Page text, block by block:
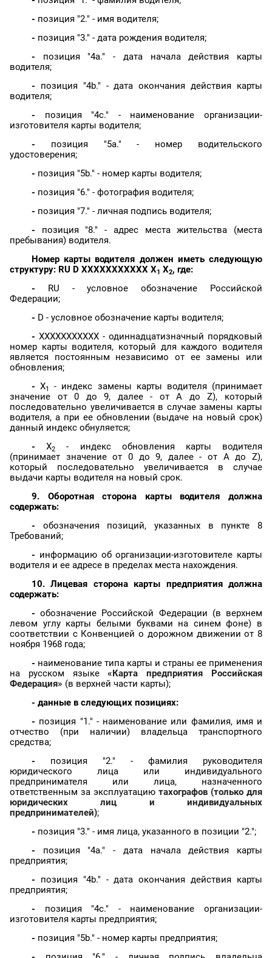
- позиция "2." - имя водителя;
- позиция "3." - дата рождения водителя;
- позиция "4a." - дата начала действия карты
водителя;
- позиция "4b." - дата окончания действия карты
водителя;
- позиция "4c." - наименование организации-
изготовителя карты водителя;
- позиция "5a." - номер водительского
удостоверения;
- позиция "5b." - номер карты водителя;
- позиция "6." - фотография водителя;
- позиция "7." - личная подпись водителя;
- позиция "8." - адрес места жительства (места
пребывания) водителя.
Номер карты водителя должен иметь следующую
структуру: RU D XXXXXXXXXXX X1 X2, где:
- RU - условное обозначение Российской
Федерации;
- D - условное обозначение карты водителя;
- XXXXXXXXXXX - одиннадцатизначный порядковый
номер карты водителя, который для каждого водителя
является постоянным независимо от ее замены или
обновления;
-X1
- индекс замены карты водителя (принимает
значение от 0 до 9, далее - от A до Z), который
последовательно увеличивается в случае замены карты
водителя, а при ее обновлении (выдаче на новый срок)
данный индекс обнуляется;
-X2
- индекс обновления карты водителя
(принимает значение от 0 до 9, далее - от A до Z),
который последовательно увеличивается в случае
выдачи карты водителя на новый срок.
9. Оборотная сторона карты водителя должна
содержать:
- обозначения позиций, указанных в пункте 8
Требований;
- информацию об организации-изготовителе карты
водителя и ее адресе в пределах места нахождения.
10. Лицевая сторона карты предприятия должна
содержать:
-обозначение Российской Федерации (в верхнем
левом углу карты белыми буквами на синем фоне) в
соответствии с Конвенцией о дорожном движении от 8
ноября 1968 года;
- наименование типа карты и страны ее применения
на русском языке«Карта предприятия Российская
Федерация» (в верхней части карты);
- данные в следующих позициях:
- позиция "1." - наименование или фамилия, имя и
отчество (при наличии) владельца транспортного
средства;
- позиция "2." - фамилия руководителя
юридического лица или индивидуального
предпринимателя или лица, назначенного
ответственным за эксплуатацию тахографов (только для
юридических лиц и индивидуальных
предпринимателей);
- позиция "3." - имя лица, указанного в позиции "2.";
- позиция "4a." - дата начала действия карты
предприятия;
- позиция "4b." - дата окончания действия карты
предприятия;
- позиция "4c." - наименование организации-
изготовителя карты предприятия;
- позиция "5b." - номер карты предприятия;